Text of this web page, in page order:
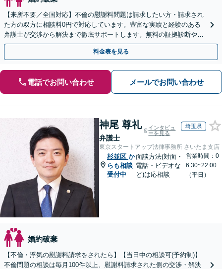
【来所不要／全国対応】不倫の慰謝料問題は請求したい方・請求され
た方の双方に相談料0円で対応しています。豊富な実績と経験のある
弁護士が交渉から解決まで徹底サポートします。無料の証拠診断や着
手金の返還保証もありますので安心してご相談ください。
料金表を見る
電話でお問い合わせ メールでお問い合わせ
神尾 尊礼
弁護士
インタビュ
ーを見る
埼玉県
東京スタートアップ法律事務所 さいたま支店
杉並区 か
らも相談
受付中
面談方法(対面・
電話・ビデオな
ど)は応相談
営業時間：0
6:30~22:00
（平日）
婚約破棄
【不倫・浮気の慰謝料請求をされたら】【当日中の相談可(予約制)】
不倫問題の相談は毎月100件以上、慰謝料請求された側の交渉・解決